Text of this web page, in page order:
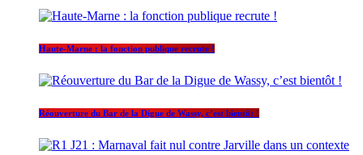
Haute-Marne : la fonction publique recrute !
Réouverture du Bar de la Digue de Wassy, c’est bientôt !